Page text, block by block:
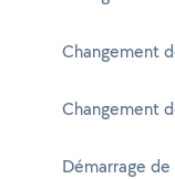
Changement
Changement
Démarrage de